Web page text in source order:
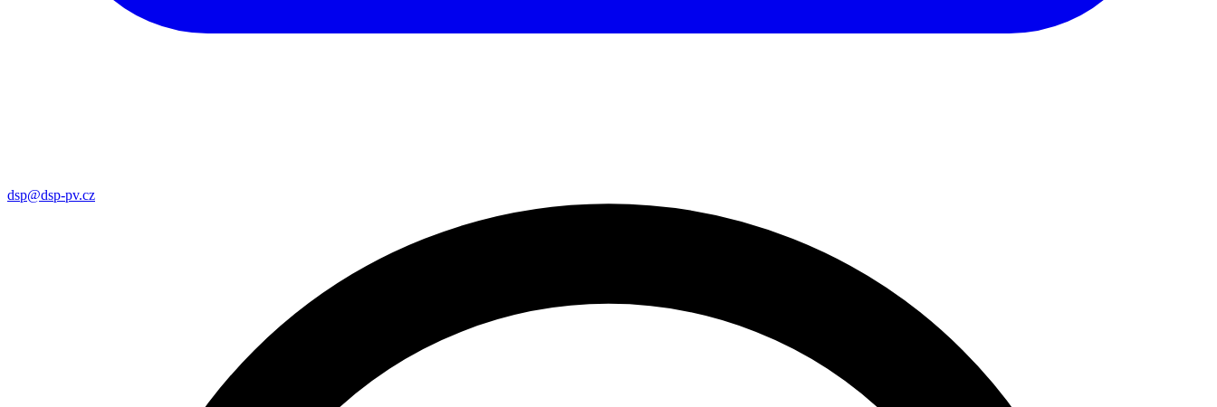
dsp@dsp-pv.cz